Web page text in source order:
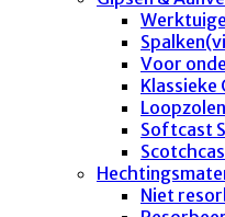
Voor
Klassieke
Loopzolen
Softcast
Niet